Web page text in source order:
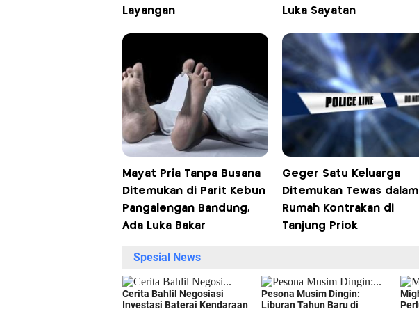
Layangan
Luka Sayatan
Mayat Pria Tanpa Busana
Ditemukan di Parit Kebun
Pangalengan Bandung,
Ada Luka Bakar
Geger Satu Keluarga
Ditemukan Tewas dalam
Rumah Kontrakan di
Tanjung Priok